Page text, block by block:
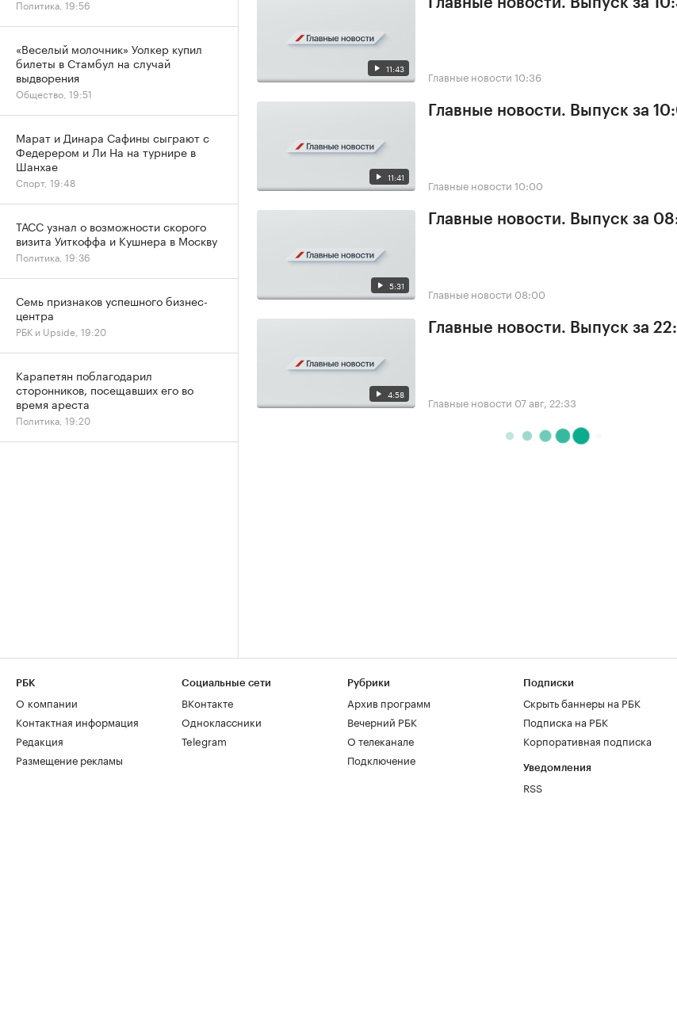
11:43 Главные новости 10:36
11:41
Главные новости. Выпуск за
Главные новости 10:00
5:31
Главные новости. Выпуск за
Главные новости 08:00
4:58
Главные новости. Выпуск за
Главные новости 07 авг, 22:33
Политика, 19:56
«Веселый молочник» Уолкер купил
билеты в Стамбул на случай
выдворения
Общество, 19:51
Марат и Динара Сафины сыграют с
Федерером и Ли На на турнире в
Шанхае
Спорт, 19:48
ТАСС узнал о возможности скорого
визита Уиткоффа и Кушнера в Москву
Политика, 19:36
Семь признаков успешного бизнес-
центра
РБК и Upside, 19:20
Карапетян поблагодарил
сторонников, посещавших его во
время ареста
Политика, 19:20
РБК
О компании
Контактная информация
Редакция
Размещение рекламы
Социальные сети
ВКонтакте
Одноклассники
Telegram
Рубрики
Архив программ
Вечерний РБК
О телеканале
Подключение
Подписки
Скрыть баннеры на РБК
Подписка на РБК
Корпоративная подписка
Уведомления
RSS